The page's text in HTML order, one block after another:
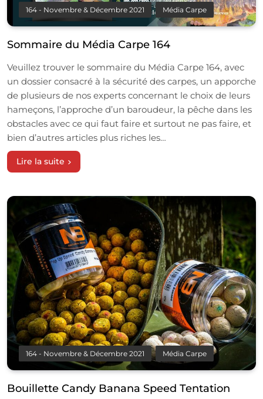
164 - Novembre & Décembre 2021 Média Carpe
Sommaire du Média Carpe 164
Veuillez trouver le sommaire du Média Carpe 164, avec
un dossier consacré à la sécurité des carpes, un apporche
de plusieurs de nos experts concernant le choix de leurs
hameçons, l’approche d’un baroudeur, la pêche dans les
obstacles avec ce qui faut faire et surtout ne pas faire, et
bien d’autres articles plus riches les…
Lire la suite
164 - Novembre & Décembre 2021 Média Carpe
Bouillette Candy Banana Speed Tentation